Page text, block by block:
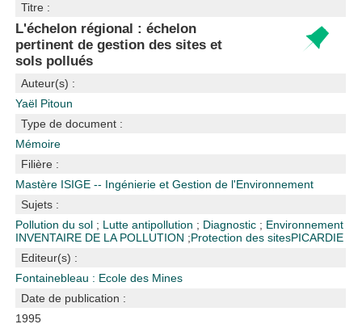
Titre :
L'échelon régional : échelon
pertinent de gestion des sites et
sols pollués
Auteur(s) :
Yaël Pitoun
Type de document :
Mémoire
Filière :
Mastère ISIGE -- Ingénierie et Gestion de l'Environnement
Sujets :
Pollution du sol ; Lutte antipollution ; Diagnostic ; Environnement
INVENTAIRE DE LA POLLUTION ;Protection des sitesPICARDIE
Editeur(s) :
Fontainebleau : Ecole des Mines
Date de publication :
1995